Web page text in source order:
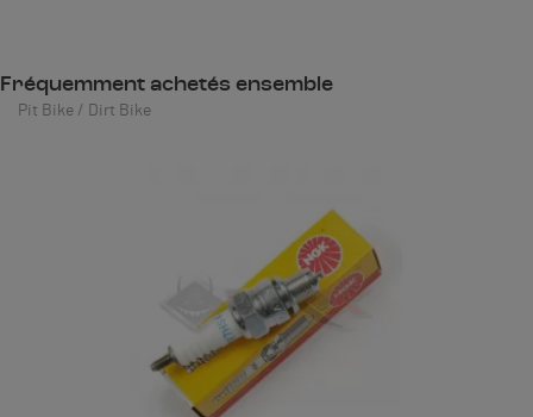
Fréquemment achetés ensemble
Pit Bike / Dirt Bike